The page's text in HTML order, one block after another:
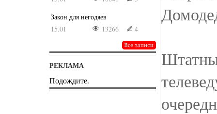
Закон для негодяев
15.01
13266 4
РЕКЛАМА
Подождите.